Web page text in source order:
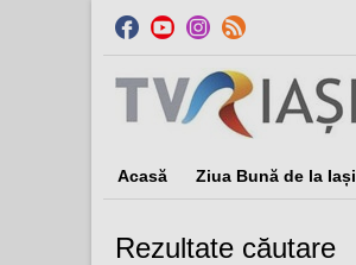
Acasă Ziua Bună de la Iași
Rezultate căutare